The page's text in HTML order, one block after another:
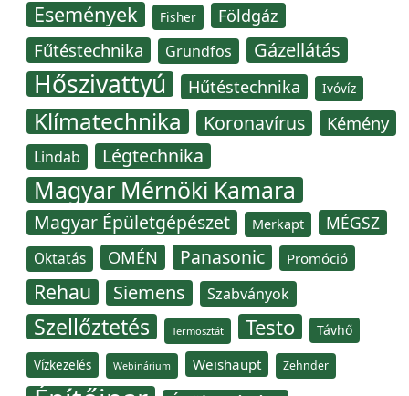
Események Fisher Földgáz
Fűtéstechnika Grundfos Gázellátás
Hőszivattyú Hűtéstechnika Ivóvíz
Klímatechnika Koronavírus Kémény
Lindab Légtechnika
Magyar Mérnöki Kamara
Magyar Épületgépészet Merkapt MÉGSZ
Oktatás OMÉN Panasonic Promóció
Rehau Siemens Szabványok
Szellőztetés Termosztát Testo Távhő
Vízkezelés Webinárium Weishaupt Zehnder